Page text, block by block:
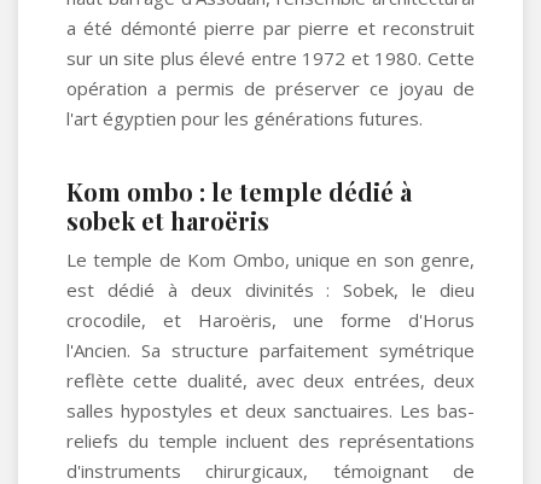
a été démonté pierre par pierre et reconstruit
sur un site plus élevé entre 1972 et 1980. Cette
opération a permis de préserver ce joyau de
l'art égyptien pour les générations futures.
Kom ombo : le temple dédié à
sobek et haroëris
Le temple de Kom Ombo, unique en son genre,
est dédié à deux divinités : Sobek, le dieu
crocodile, et Haroëris, une forme d'Horus
l'Ancien. Sa structure parfaitement symétrique
reflète cette dualité, avec deux entrées, deux
salles hypostyles et deux sanctuaires. Les bas-
reliefs du temple incluent des représentations
d'instruments chirurgicaux, témoignant de